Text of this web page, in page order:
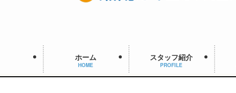
ホーム
HOME
スタッフ紹介
PROFILE